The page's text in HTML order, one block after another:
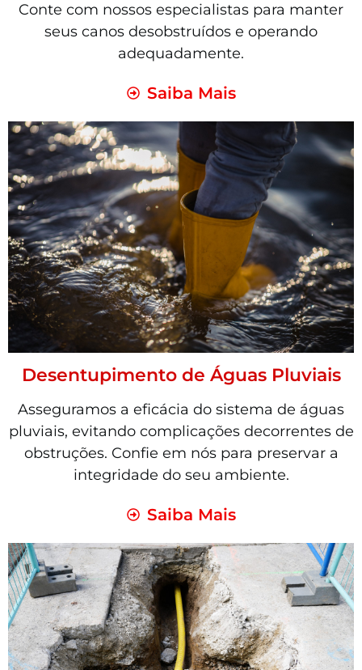
Conte com nossos especialistas para manter
seus canos desobstruídos e operando
adequadamente.
Saiba Mais
Desentupimento de Águas Pluviais
Asseguramos a eficácia do sistema de águas
pluviais, evitando complicações decorrentes de
obstruções. Confie em nós para preservar a
integridade do seu ambiente.
Saiba Mais